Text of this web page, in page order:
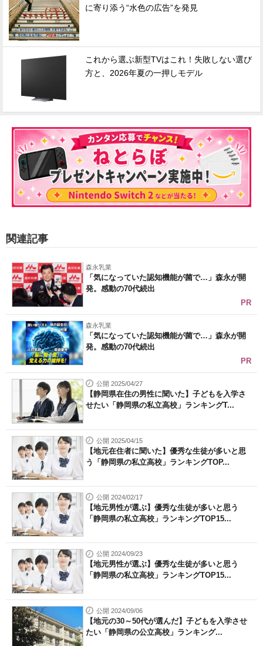
に寄り添う“水色の広告”を発見
これから選ぶ新型TVはこれ！失敗しない選び
方と、2026年夏の一押しモデル
関連記事
森永乳業
「気になっていた認知機能が菌で…」森永が開
発。感動の70代続出
PR
森永乳業
「気になっていた認知機能が菌で…」森永が開
発。感動の70代続出
PR
公開 2025/04/27
【静岡県在住の男性に聞いた】子どもを入学さ
せたい「静岡県の私立高校」ランキングT...
公開 2025/04/15
【地元在住者に聞いた】優秀な生徒が多いと思
う「静岡県の私立高校」ランキングTOP...
公開 2024/02/17
【地元男性が選ぶ】優秀な生徒が多いと思う
「静岡県の私立高校」ランキングTOP15...
公開 2024/09/23
【地元男性が選ぶ】優秀な生徒が多いと思う
「静岡県の私立高校」ランキングTOP15...
公開 2024/09/06
【地元の30～50代が選んだ】子どもを入学させ
たい「静岡県の公立高校」ランキング...